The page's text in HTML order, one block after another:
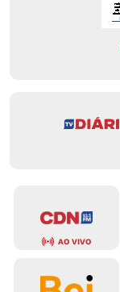
AO VIVO